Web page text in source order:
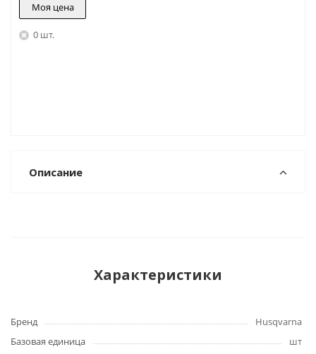
Моя цена
0 шт.
Описание
Характеристики
Бренд
Husqvarna
Базовая единица
шт